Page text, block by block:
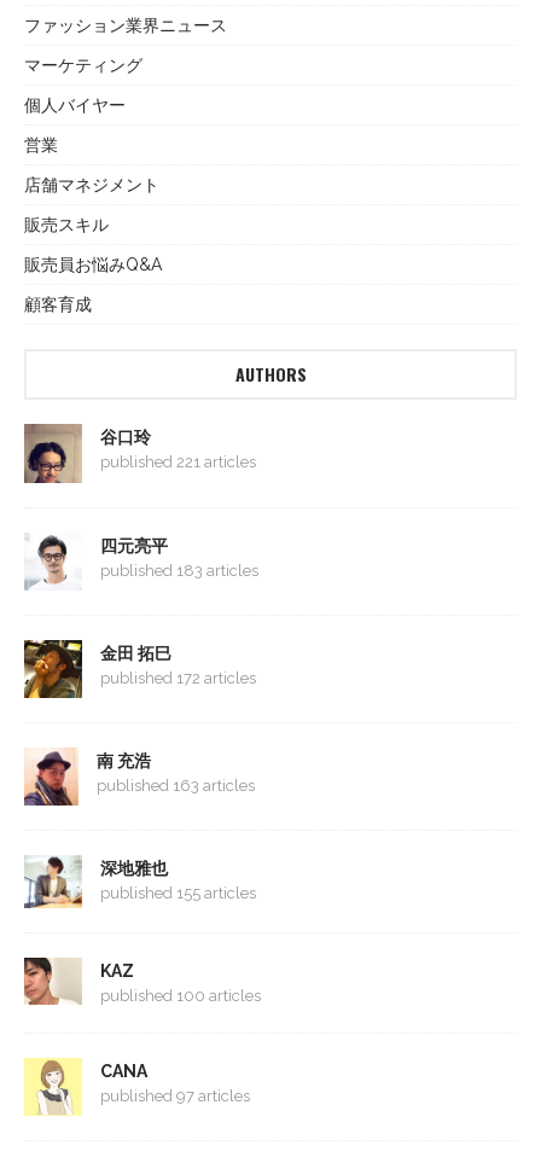
ファッション業界ニュース
マーケティング
個人バイヤー
営業
店舗マネジメント
販売スキル
販売員お悩みQ&A
顧客育成
AUTHORS
谷口玲
published 221 articles
四元亮平
published 183 articles
金田 拓巳
published 172 articles
南 充浩
published 163 articles
深地雅也
published 155 articles
KAZ
published 100 articles
CANA
published 97 articles